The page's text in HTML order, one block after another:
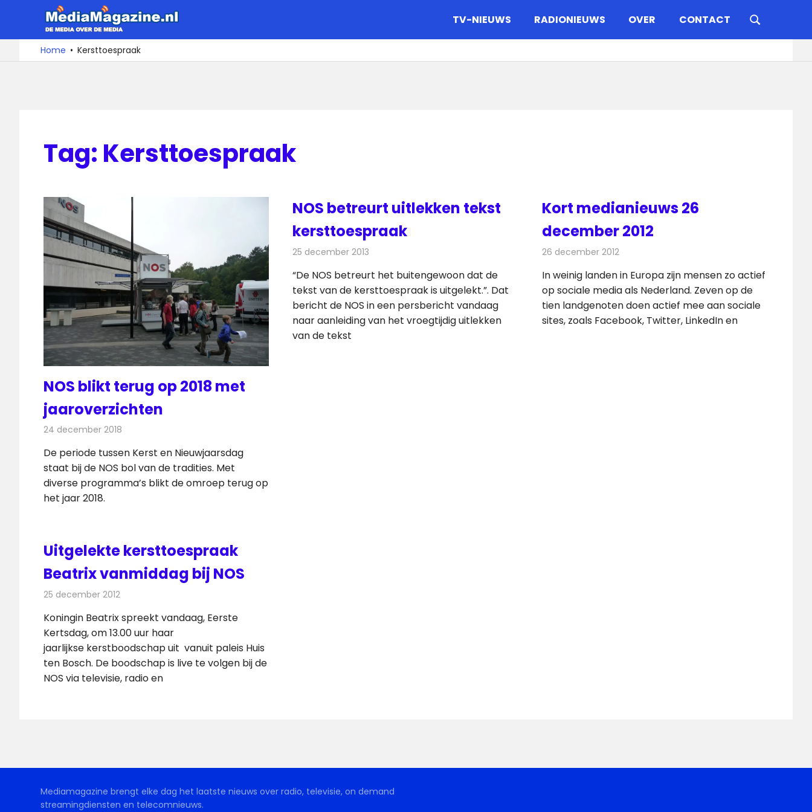
de
De
media
over
TV-NIEUWS RADIONIEUWS OVER CONTACT
Home Kersttoespraak
Tag: Kersttoespraak
NOS blikt terug op 2018 met
jaaroverzichten
24 december 2018
De periode tussen Kerst en Nieuwjaarsdag
staat bij de NOS bol van de tradities. Met
diverse programma’s blikt de omroep terug op
het jaar 2018.
NOS betreurt uitlekken tekst
kersttoespraak
25 december 2013
“De NOS betreurt het buitengewoon dat de
tekst van de kersttoespraak is uitgelekt.”. Dat
bericht de NOS in een persbericht vandaag
naar aanleiding van het vroegtijdig uitlekken
van de tekst
Kort medianieuws 26
december 2012
26 december 2012Redactie
Andere media over de media
In weinig landen in Europa zijn mensen zo actief
op sociale media als Nederland. Zeven op de
tien landgenoten doen actief mee aan sociale
sites, zoals Facebook, Twitter, LinkedIn en
Uitgelekte kersttoespraak
Beatrix vanmiddag bij NOS
25 december 2012
Koningin Beatrix spreekt vandaag, Eerste
Kertsdag, om 13.00 uur haar
jaarlijkse kerstboodschap uit vanuit paleis Huis
ten Bosch. De boodschap is live te volgen bij de
NOS via televisie, radio en
Mediamagazine brengt elke dag het laatste nieuws over radio, televisie, on demand
streamingdiensten en telecomnieuws.